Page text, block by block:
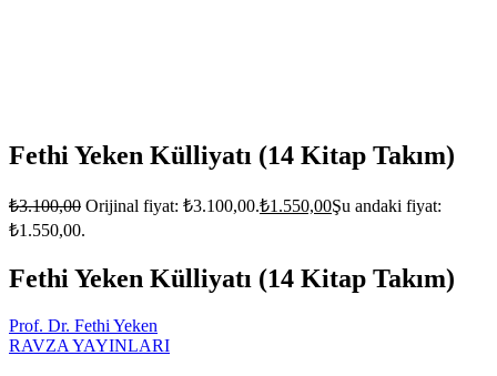
Fethi Yeken Külliyatı (14 Kitap Takım)
₺3.100,00 Orijinal fiyat: ₺3.100,00.₺1.550,00Şu andaki fiyat:
₺1.550,00.
Fethi Yeken Külliyatı (14 Kitap Takım)
Prof. Dr. Fethi Yeken
RAVZA YAYINLARI